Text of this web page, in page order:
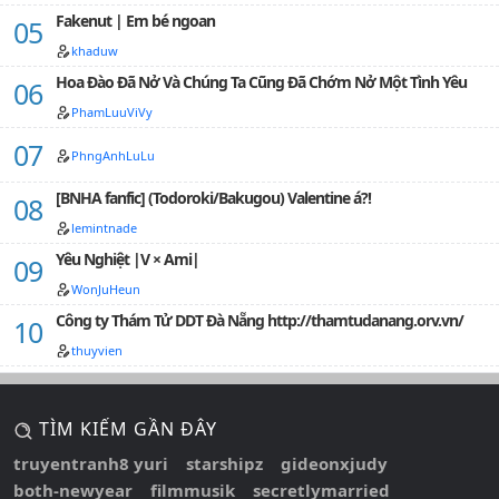
quá khứ chậm rãi được vén lên, mà mọi người, cuối
có ai biết đến.﹌﹌﹌﹌﹌Đây là allDazai, nhưng kết cục
lại là RanDaz.Ngoại trừ Akutagawa Ryuunosuke, toàn
bộ Port Mafia bước vào hành trình truy thê hỏa táng
tràng, trong khi Võ Trang Thám Tử Xã là phe chiến
thắng cuối cùng.Vậy rốt cuộc có phải RanD…
Fakenut | Em bé ngoan
khaduw
Hoa Đào Đã Nở Và Chúng Ta Cũng Đã Chớm Nở Một Tình Yêu
PhamLuuViVy
PhngAnhLuLu
[BNHA fanfic] (Todoroki/Bakugou) Valentine á?!
lemintnade
Yêu Nghiệt |V × Ami|
WonJuHeun
Công ty Thám Tử DDT Đà Nẵng http://thamtudanang.orv.vn/
thuyvien
TÌM KIẾM GẦN ĐÂY
truyentranh8 yuri starshipz
gideonxjudy
both-newyear
filmmusik secretlymarried